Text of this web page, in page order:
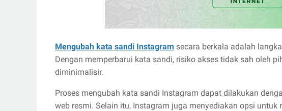
Mengubah kata sandi Instagram secara berkala adalah
Dengan memperbarui kata sandi, risiko akses tidak sah oleh
diminimalisir.
Proses mengubah kata sandi Instagram dapat dilakukan
web resmi. Selain itu, Instagram juga menyediakan opsi